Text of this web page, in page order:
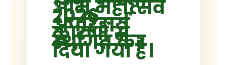
आम महोत्सव
2026
अपरिहार्य
कारणों से
स्थगित कर
दिया गया है।